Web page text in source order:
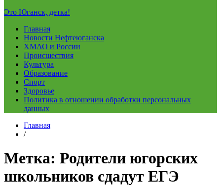
Это Юганск, детка!
Главная
Новости Нефтеюганска
ХМАО и России
Происшествия
Культура
Образование
Спорт
Здоровье
Политика в отношении обработки персональных
данных
Главная
/
Метка: Родители югорских
школьников сдадут ЕГЭ